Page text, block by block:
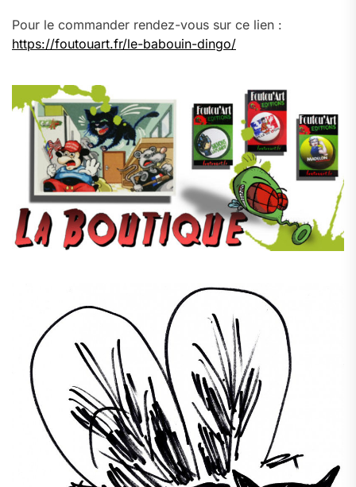
Pour le commander rendez-vous sur ce lien :
https://foutouart.fr/le-babouin-dingo/